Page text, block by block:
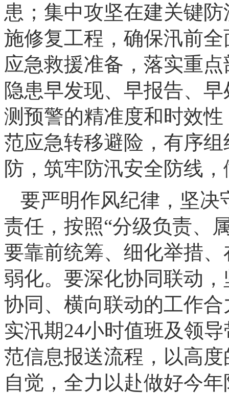
患；集中攻坚在建关键
施修复工程，确保汛前
应急救援准备，落实重
隐患早发现、早报告、
测预警的精准度和时效
范应急转移避险，有序
防，筑牢防汛安全防线
要严明作风纪律，坚决
责任，按照“分级负责、
要靠前统筹、细化举措
弱化。要深化协同联动
协同、横向联动的工作
实汛期24小时值班及领
范信息报送流程，以高
自觉，全力以赴做好今